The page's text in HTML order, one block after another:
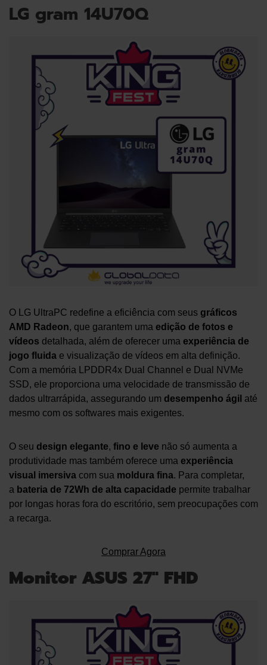
LG gram 14U70Q
O LG UltraPC redefine a eficiência com seus gráficos
AMD Radeon, que garantem uma edição de fotos e
vídeos detalhada, além de oferecer uma experiência de
jogo fluida e visualização de vídeos em alta definição.
Com a memória LPDDR4x Dual Channel e Dual NVMe
SSD, ele proporciona uma velocidade de transmissão de
dados ultrarrápida, assegurando um desempenho ágil até
mesmo com os softwares mais exigentes.
O seu design elegante, fino e leve não só aumenta a
produtividade mas também oferece uma experiência
visual imersiva com sua moldura fina. Para completar,
a bateria de 72Wh de alta capacidade permite trabalhar
por longas horas fora do escritório, sem preocupações com
a recarga.
Comprar Agora
Monitor ASUS 27″ FHD